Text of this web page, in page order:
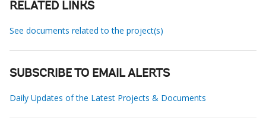
RELATED LINKS
See documents related to the project(s)
SUBSCRIBE TO EMAIL ALERTS
Daily Updates of the Latest Projects & Documents